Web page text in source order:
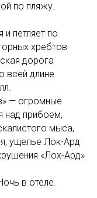
по пляжу.
петляет по
хребтов
дорога
всей длине
— огромные
прибоем,
мыса,
ущелье Лок-Ард
«Лох-Ард»
в отеле.